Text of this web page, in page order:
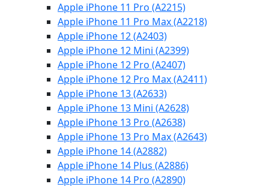
Apple iPhone 11 Pro (A2215)
Apple iPhone 11 Pro Max (A2218)
Apple iPhone 12 (A2403)
Apple iPhone 12 Mini (A2399)
Apple iPhone 12 Pro (A2407)
Apple iPhone 12 Pro Max (A2411)
Apple iPhone 13 (A2633)
Apple iPhone 13 Mini (A2628)
Apple iPhone 13 Pro (A2638)
Apple iPhone 13 Pro Max (A2643)
Apple iPhone 14 (A2882)
Apple iPhone 14 Plus (A2886)
Apple iPhone 14 Pro (A2890)